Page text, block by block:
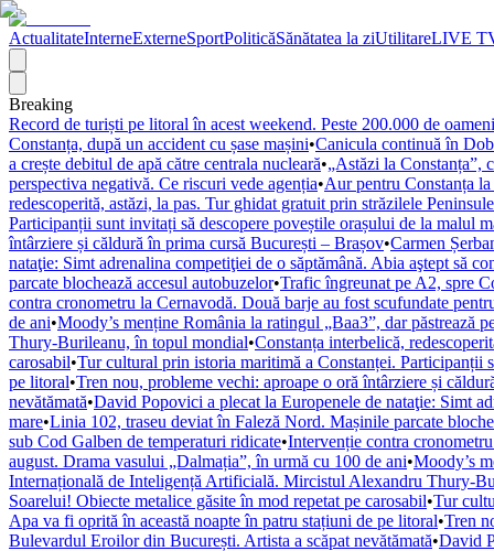
ActualitateInterneExterneSportPoliticăSănătatea la ziUtilitareLIVE
Breaking
Record de turiști pe litoral în acest weekend. Peste 200.000 de
Constanța, după un accident cu șase mașini•Canicula continuă în
a crește debitul de apă către centrala nucleară•„Astăzi la Constanța”,
perspectiva negativă. Ce riscuri vede agenția•Aur pentru Constanța
redescoperită, astăzi, la pas. Tur ghidat gratuit prin străzilele
Participanții sunt invitați să descopere poveștile orașului de la malul
întârziere și căldură în prima cursă București – Brașov•Carmen
nataţie: Simt adrenalina competiţiei de o săptămână. Abia aştept să
parcate blochează accesul autobuzelor•Trafic îngreunat pe A2, spre
contra cronometru la Cernavodă. Două barje au fost scufundate
de ani•Moody’s menține România la ratingul „Baa3”, dar păstrează
Thury-Burileanu, în topul mondial•Constanța interbelică,
carosabil•Tur cultural prin istoria maritimă a Constanței. Participanții
pe litoral•Tren nou, probleme vechi: aproape o oră întârziere și
nevătămată•David Popovici a plecat la Europenele de nataţie: Simt
mare•Linia 102, traseu deviat în Faleză Nord. Mașinile parcate
sub Cod Galben de temperaturi ridicate•Intervenție contra
august. Drama vasului „Dalmația”, în urmă cu 100 de ani•Moody’s
Internațională de Inteligență Artificială. Mircistul Alexandru Thury-
Soarelui! Obiecte metalice găsite în mod repetat pe carosabil•Tur
Apa va fi oprită în această noapte în patru stațiuni de pe litoral•Tren
Bulevardul Eroilor din București. Artista a scăpat nevătămată•David